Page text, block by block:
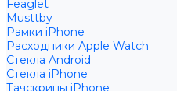
Feaglet
Musttby
Рамки iPhone
Расходники Apple Watch
Стекла Android
Стекла iPhone
Тачскрины iPhone